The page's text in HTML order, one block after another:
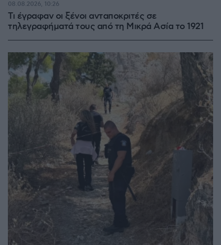
Τι έγραφαν οι ξένοι ανταποκριτές σε
τηλεγραφήματά τους από τη Μικρά Ασία το 1921
08.08.2026, 10:26